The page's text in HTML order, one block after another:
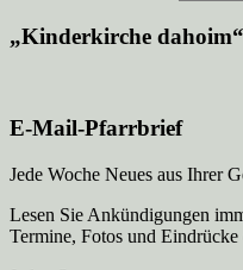
„Kinderkirche
E-Mail-Pfarrbrief
Jede Woche Neues aus Ihrer
Lesen Sie Ankündigungen
Termine, Fotos und Eindrücke